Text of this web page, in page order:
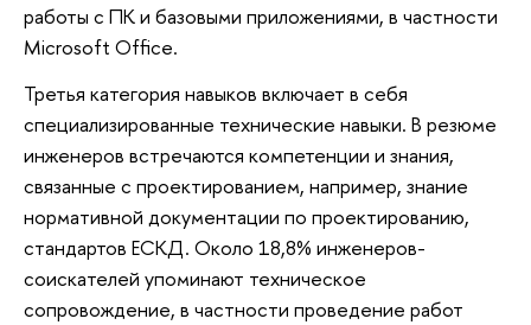
работы с ПК и базовыми приложениями, в частности
Microsoft Office.
Третья категория навыков включает в себя
специализированные технические навыки. В резюме
инженеров встречаются компетенции и знания,
связанные с проектированием, например, знание
нормативной документации по проектированию,
стандартов ЕСКД. Около 18,8% инженеров-
соискателей упоминают техническое
сопровождение, в частности проведение работ